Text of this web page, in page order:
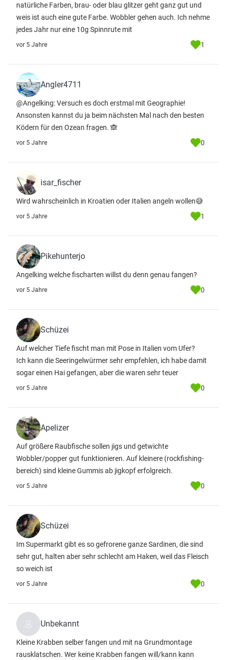
natürliche Farben, brau- oder blau glitzer geht ganz gut und
weis ist auch eine gute Farbe. Wobbler gehen auch. Ich nehme
jedes Jahr nur eine 10g Spinnrute mit
vor 5 Jahre 1
Angler4711
@Angelking: Versuch es doch erstmal mit Geographie!
Ansonsten kannst du ja beim nächsten Mal nach den besten
Ködern für den Ozean fragen. 🙈
vor 5 Jahre 0
isar_fischer
Wird wahrscheinlich in Kroatien oder Italien angeln wollen😅
vor 5 Jahre 1
Pikehunterjo
Angelking welche fischarten willst du denn genau fangen?
vor 5 Jahre 0
Schüzei
Auf welcher Tiefe fischt man mit Pose in Italien vom Ufer?
Ich kann die Seeringelwürmer sehr empfehlen, ich habe damit
sogar einen Hai gefangen, aber die waren sehr teuer
vor 5 Jahre 0
Apelizer
Auf größere Raubfische sollen jigs und getwichte
Wobbler/popper gut funktionieren. Auf kleinere (rockfishing-
bereich) sind kleine Gummis ab jigkopf erfolgreich.
vor 5 Jahre 0
Schüzei
Im Supermarkt gibt es so gefrorene ganze Sardinen, die sind
sehr gut, halten aber sehr schlecht am Haken, weil das Fleisch
so weich ist
vor 5 Jahre 0
Unbekannt
Kleine Krabben selber fangen und mit na Grundmontage
rausklatschen. Wer keine Krabben fangen will/kann kann